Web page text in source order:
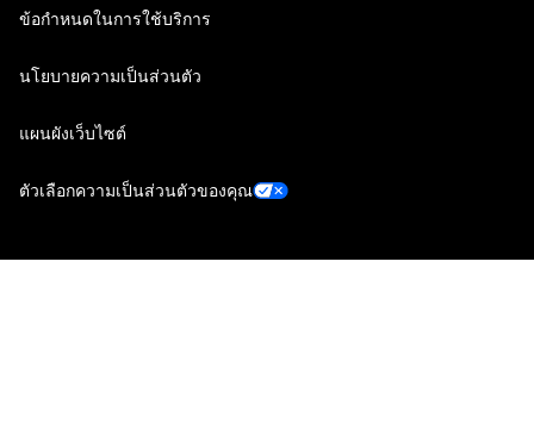
ข้อกำหนดในการใช้บริการ
นโยบายความเป็นส่วนตัว
แผนผังเว็บไซต์
ตัวเลือกความเป็นส่วนตัวของคุณ